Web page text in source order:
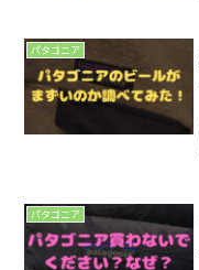
パタゴニア
パタゴニア